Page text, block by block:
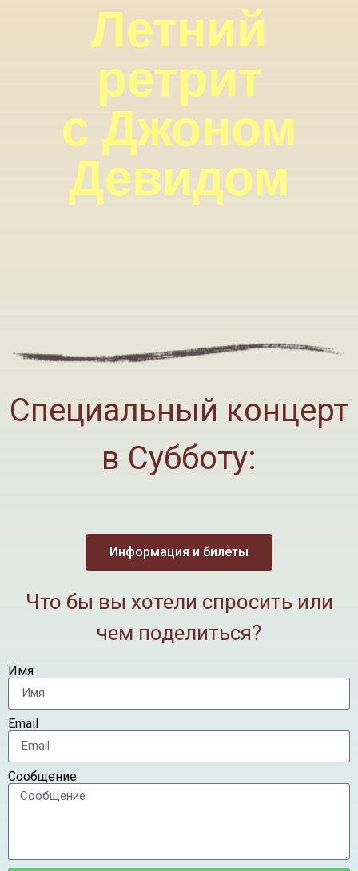
Летний
ретрит
с Джоном
Девидом
Специальный концерт
в Субботу:
Информация и билеты
Что бы вы хотели спросить или
чем поделиться?
Имя
Email
Сообщение